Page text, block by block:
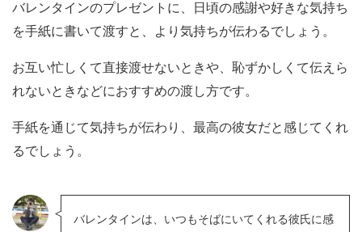
バレンタインのプレゼントに、日頃の感謝や好きな気持ち
を手紙に書いて渡すと、より気持ちが伝わるでしょう。
お互い忙しくて直接渡せないときや、恥ずかしくて伝えら
れないときなどにおすすめの渡し方です。
手紙を通じて気持ちが伝わり、最高の彼女だと感じてくれ
るでしょう。
バレンタインは、いつもそばにいてくれる彼氏に感